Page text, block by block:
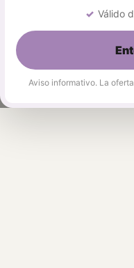
Válido
Aviso informativo. La